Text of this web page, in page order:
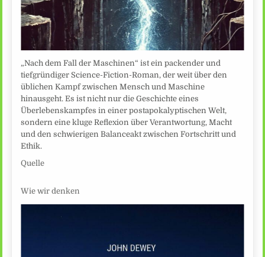
„Nach dem Fall der Maschinen“ ist ein packender und
tiefgründiger Science-Fiction-Roman, der weit über den
üblichen Kampf zwischen Mensch und Maschine
hinausgeht. Es ist nicht nur die Geschichte eines
Überlebenskampfes in einer postapokalyptischen Welt,
sondern eine kluge Reflexion über Verantwortung, Macht
und den schwierigen Balanceakt zwischen Fortschritt und
Ethik.
Quelle
Wie wir denken